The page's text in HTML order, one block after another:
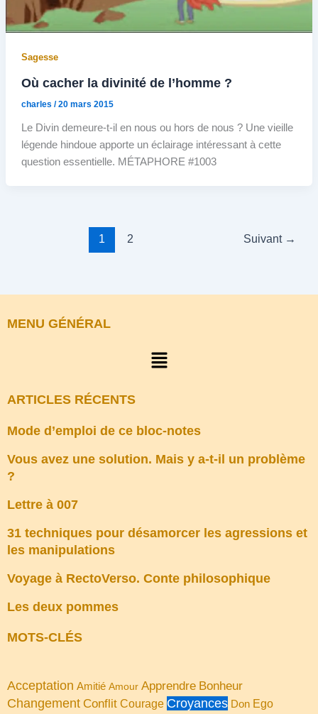
Sagesse
Où cacher la divinité de l’homme ?
charles /20 mars 2015
Le Divin demeure-t-il en nous ou hors de nous ? Une vieille
légende hindoue apporte un éclairage intéressant à cette
question essentielle. MÉTAPHORE #1003
1 2 Suivant →
MENU GÉNÉRAL
Menu
ARTICLES RÉCENTS
Mode d’emploi de ce bloc-notes
Vous avez une solution. Mais y a-t-il un problème
?
Lettre à 007
31 techniques pour désamorcer les agressions et
les manipulations
Voyage à RectoVerso. Conte philosophique
Les deux pommes
MOTS-CLÉS
Acceptation Amitié Amour Apprendre Bonheur
Changement Conflit Courage Croyances Don Ego